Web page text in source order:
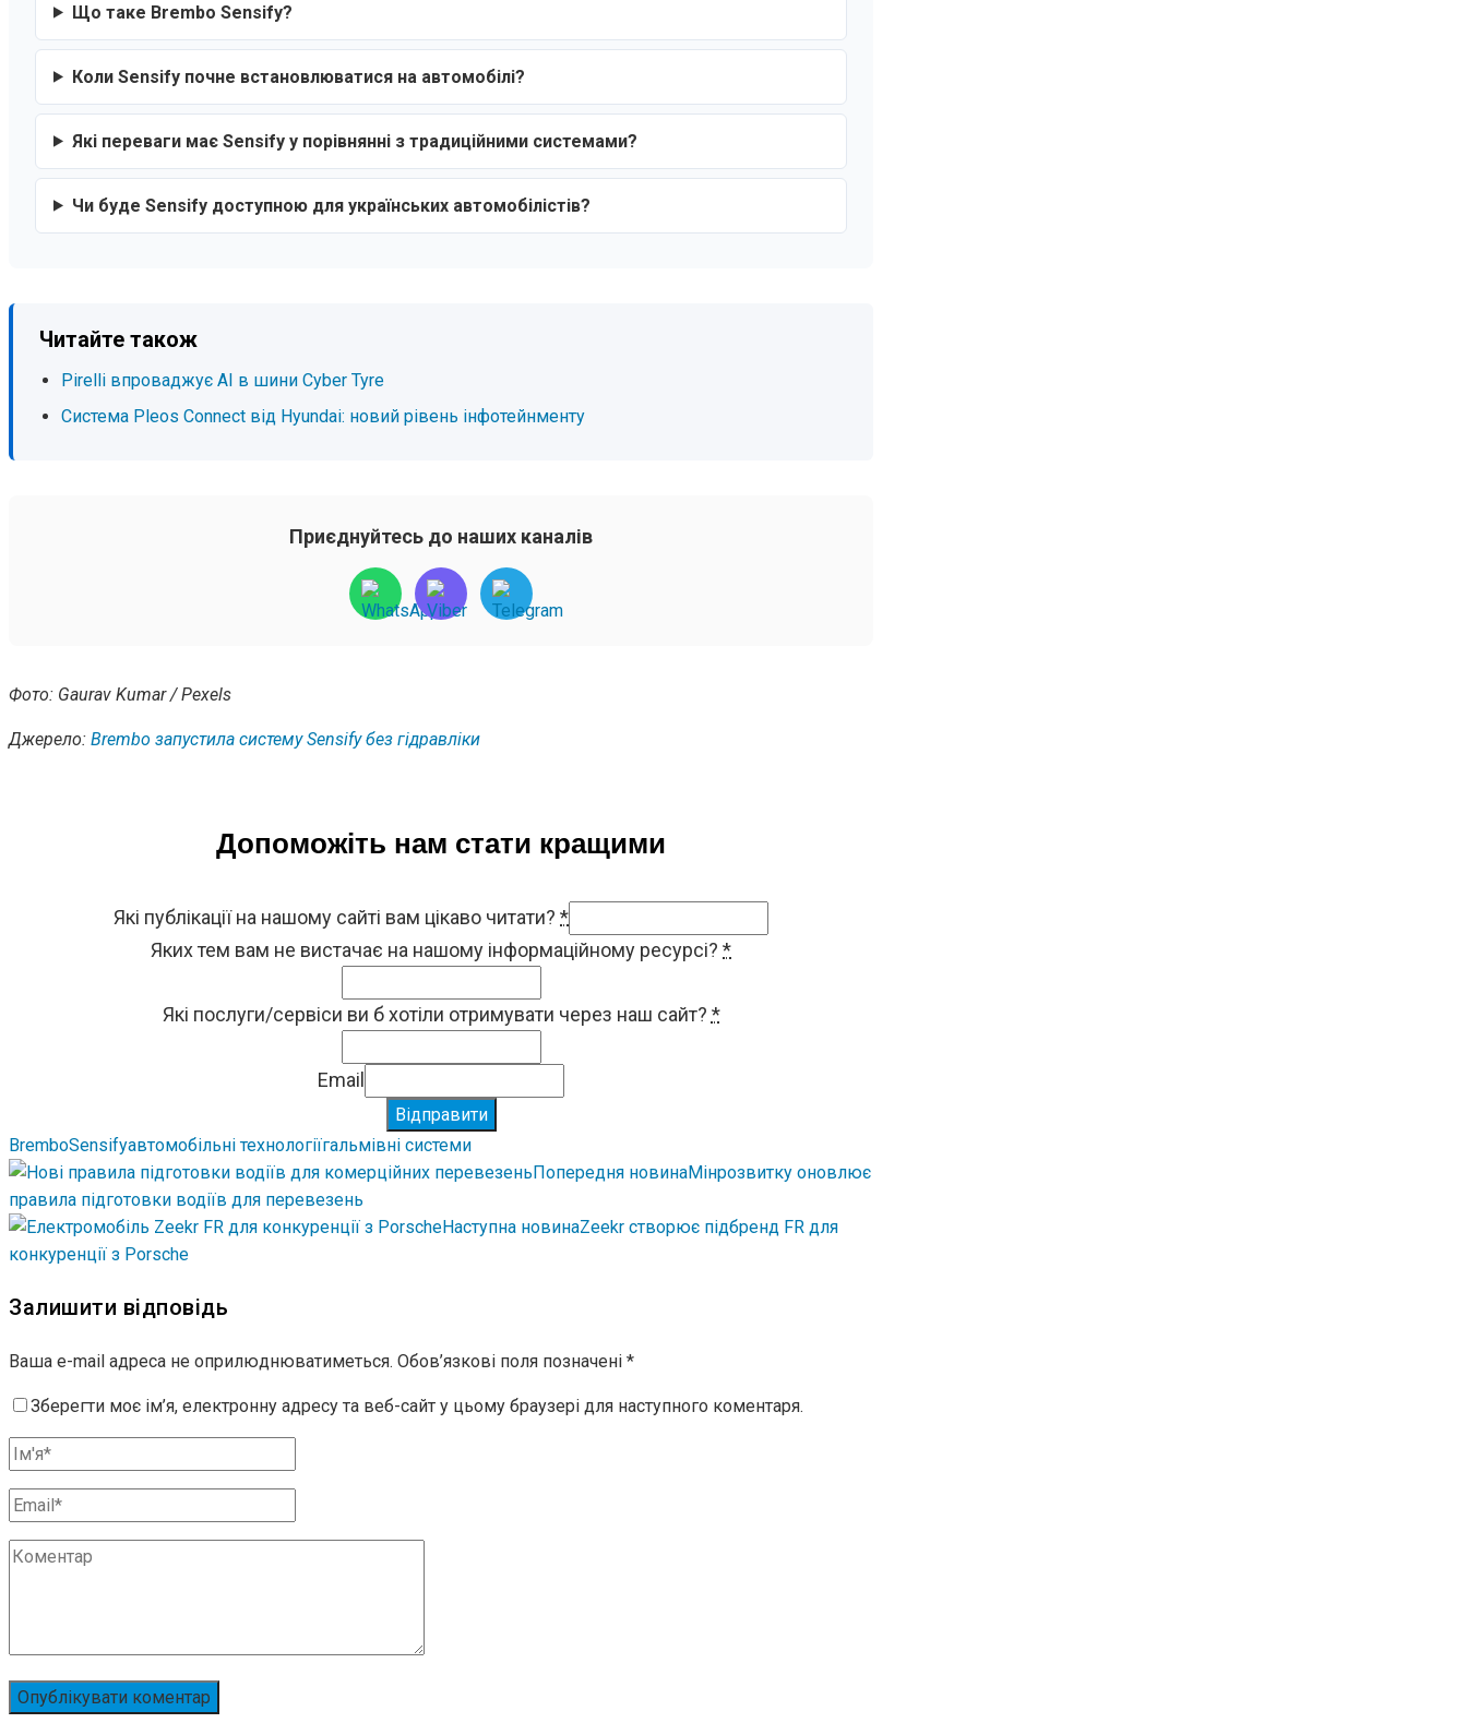
Що таке Brembo Sensify?
Коли Sensify почне встановлюватися на автомобілі?
Які переваги має Sensify у порівнянні з традиційними системами?
Чи буде Sensify доступною для українських автомобілістів?
Читайте також
Pirelli впроваджує AI в шини Cyber Tyre
Система Pleos Connect від Hyundai: новий рівень інфотейнменту
Приєднуйтесь до наших каналів
Фото: Gaurav Kumar / Pexels
Джерело: Brembo запустила систему Sensify без гідравліки
Допоможіть нам стати кращими
Які публікації на нашому сайті вам цікаво читати? *
Яких тем вам не вистачає на нашому інформаційному ресурсі? *
Які послуги/сервіси ви б хотіли отримувати через наш сайт? *
Email
Відправити
BremboSensifyавтомобільні технологіїгальмівні системи
Попередня новинаМінрозвитку оновлює
правила підготовки водіїв для перевезень
Наступна новинаZeekr створює підбренд FR для
конкуренції з Porsche
Залишити відповідь
Ваша e-mail адреса не оприлюднюватиметься. Обов’язкові поля позначені *
Зберегти моє ім’я, електронну адресу та веб-сайт у цьому браузері для наступного коментаря.